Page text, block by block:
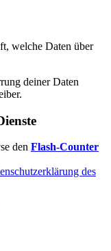
welche Daten über
deiner Daten
den Flash-Counter
des